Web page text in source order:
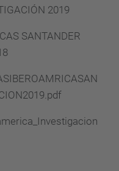
2019
SANTANDER